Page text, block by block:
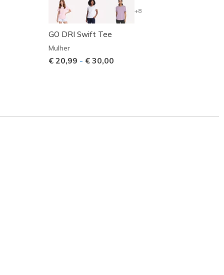
+8
GO DRI Swift Tee
Mulher
€ 20,99 - € 30,00